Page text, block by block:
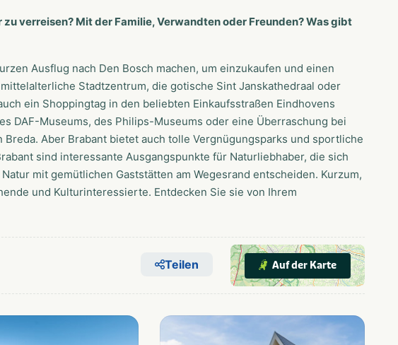
verreisen? Mit der Familie, Verwandten oder Freunden? Was gibt
Ausflug nach Den Bosch machen, um einzukaufen und einen
Stadtzentrum, die gotische Sint Janskathedraal oder
ein Shoppingtag in den beliebten Einkaufsstraßen Eindhovens
DAF-Museums, des Philips-Museums oder eine Überraschung bei
Aber Brabant bietet auch tolle Vergnügungsparks und sportliche
sind interessante Ausgangspunkte für Naturliebhaber, die sich
mit gemütlichen Gaststätten am Wegesrand entscheiden. Kurzum,
und Kulturinteressierte. Entdecken Sie sie von Ihrem
Teilen Auf der Karte